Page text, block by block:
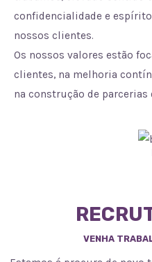
confidencialidade e
nossos clientes.
Os nossos valores estão
clientes, na melhoria
na construção de parcerias
VENHA